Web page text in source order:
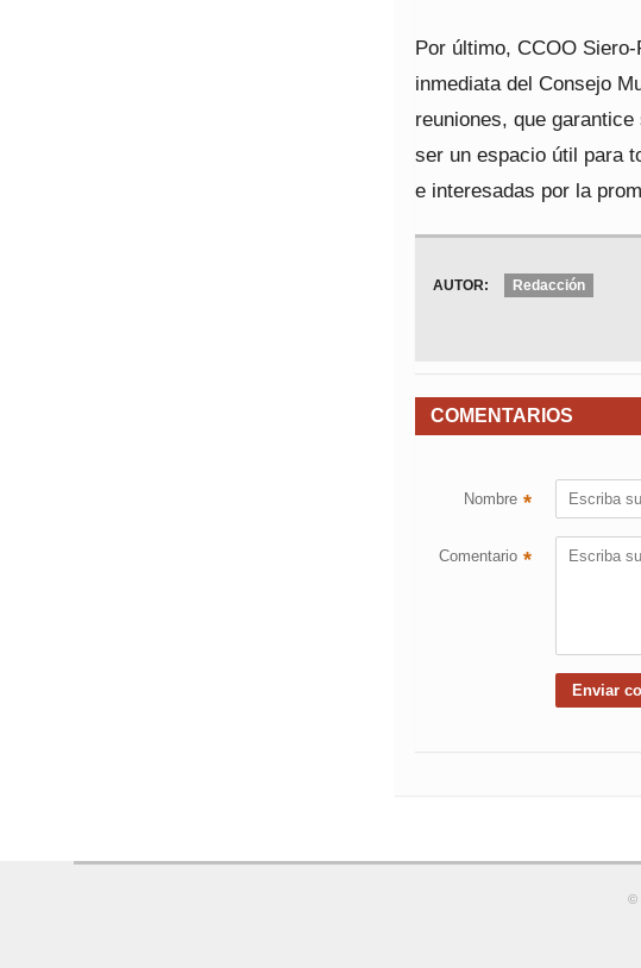
Por último, CCOO
inmediata del Consejo
reuniones, que
ser un espacio útil para
e interesadas por la
AUTOR: Redacción
COMENTARIOS
Nombre *
Comentario *
©